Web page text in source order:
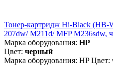
Тонер-картридж Hi-Black (HB-
207dw/ M211d/ MFP M236sdw,
Марка оборудования: HP
Цвет: черный
Марка оборудования: HP Цвет: